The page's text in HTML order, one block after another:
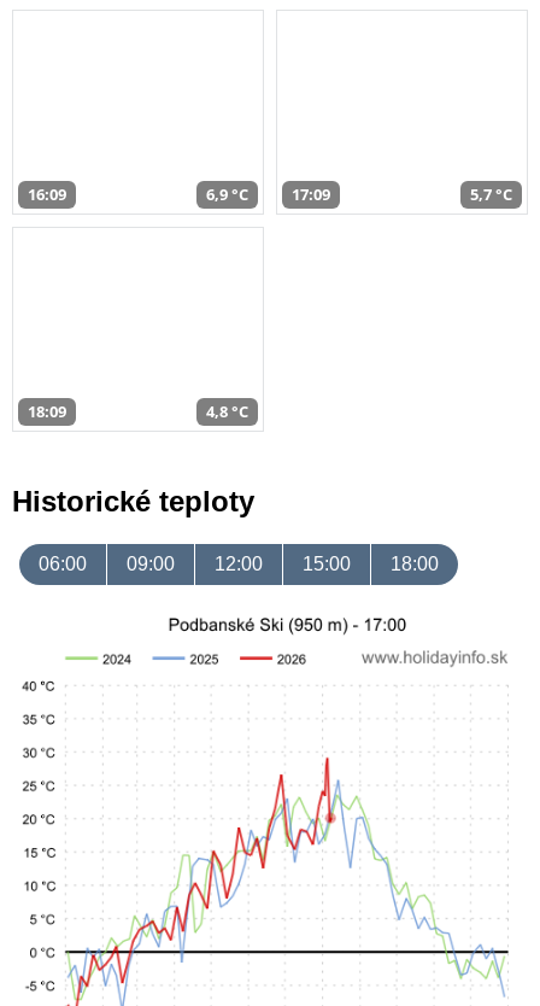
16:09 6,9 °C 17:09 5,7 °C
18:09 4,8 °C
Historické teploty
06:00 09:00 12:00 15:00 18:00